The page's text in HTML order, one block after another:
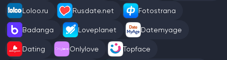
Loloo.ru Rusdate.net Fotostrana
Badanga Loveplanet Datemyage
Dating Onlylove Topface